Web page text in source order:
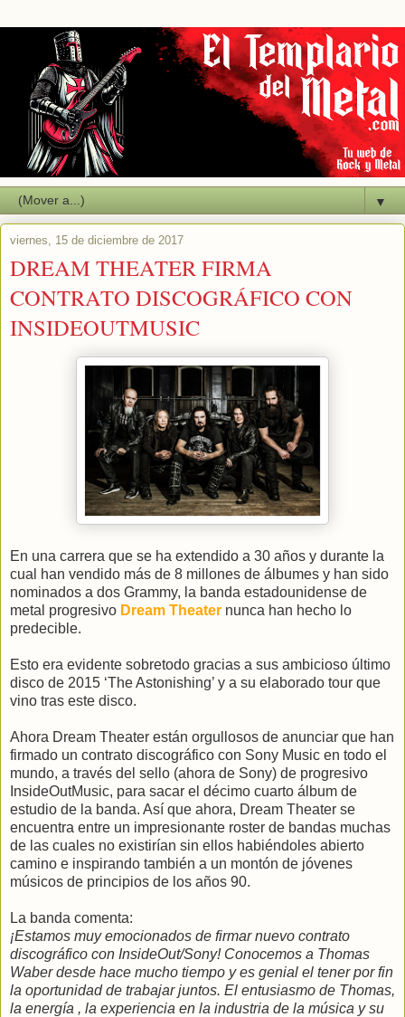
▼
viernes, 15 de diciembre de 2017
DREAM THEATER FIRMA
CONTRATO DISCOGRÁFICO CON
INSIDEOUTMUSIC
En una carrera que se ha extendido a 30 años y durante la
cual han vendido más de 8 millones de álbumes y han sido
nominados a dos Grammy, la banda estadounidense de
metal progresivo Dream Theater nunca han hecho lo
predecible.
Esto era evidente sobretodo gracias a sus ambicioso último
disco de 2015 ‘The Astonishing’ y a su elaborado tour que
vino tras este disco.
Ahora Dream Theater están orgullosos de anunciar que han
firmado un contrato discográfico con Sony Music en todo el
mundo, a través del sello (ahora de Sony) de progresivo
InsideOutMusic, para sacar el décimo cuarto álbum de
estudio de la banda. Así que ahora, Dream Theater se
encuentra entre un impresionante roster de bandas muchas
de las cuales no existirían sin ellos habiéndoles abierto
camino e inspirando también a un montón de jóvenes
músicos de principios de los años 90.
La banda comenta:
¡Estamos muy emocionados de firmar nuevo contrato
discográfico con InsideOut/Sony! Conocemos a Thomas
Waber desde hace mucho tiempo y es genial el tener por fin
la oportunidad de trabajar juntos. El entusiasmo de Thomas,
la energía , la experiencia en la industria de la música y su